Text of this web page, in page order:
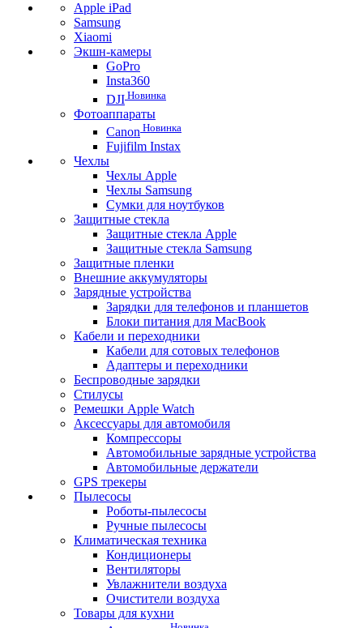
Apple iPad
Samsung
Xiaomi
Экшн-камеры
GoPro
Insta360
DJI Новинка
Фотоаппараты
Canon Новинка
Fujifilm Instax
Чехлы
Чехлы Apple
Чехлы Samsung
Сумки для ноутбуков
Защитные стекла
Защитные стекла Apple
Защитные стекла Samsung
Защитные пленки
Внешние аккумуляторы
Зарядные устройства
Зарядки для телефонов и планшетов
Блоки питания для MacBook
Кабели и переходники
Кабели для сотовых телефонов
Адаптеры и переходники
Беспроводные зарядки
Стилусы
Ремешки Apple Watch
Аксессуары для автомобиля
Компрессоры
Автомобильные зарядные устройства
Автомобильные держатели
GPS трекеры
Пылесосы
Роботы-пылесосы
Ручные пылесосы
Климатическая техника
Кондиционеры
Вентиляторы
Увлажнители воздуха
Очистители воздуха
Товары для кухни